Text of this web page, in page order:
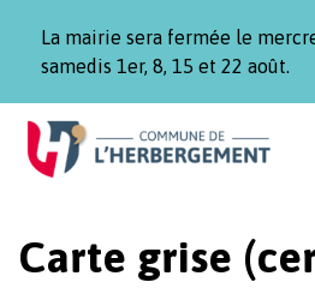
La mairie sera fermée le
samedis 1er, 8, 15 et 22 août.
Aller
Aller
contenu
Aller
pied
Carte grise